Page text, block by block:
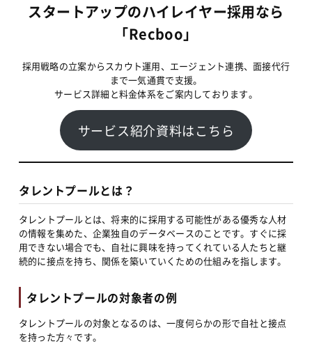
スタートアップのハイレイヤー採用なら
「Recboo」
採用戦略の立案からスカウト運用、エージェント連携、面接代行
まで一気通貫で支援。
サービス詳細と料金体系をご案内しております。
サービス紹介資料はこちら
タレントプールとは？
タレントプールとは、将来的に採用する可能性がある優秀な人材
の情報を集めた、企業独自のデータベースのことです。すぐに採
用できない場合でも、自社に興味を持ってくれている人たちと継
続的に接点を持ち、関係を築いていくための仕組みを指します。
タレントプールの対象者の例
タレントプールの対象となるのは、一度何らかの形で自社と接点
を持った方々です。